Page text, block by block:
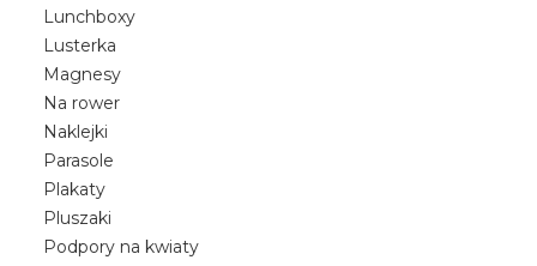
Lunchboxy
Lusterka
Magnesy
Na rower
Naklejki
Parasole
Plakaty
Pluszaki
Podpory na kwiaty